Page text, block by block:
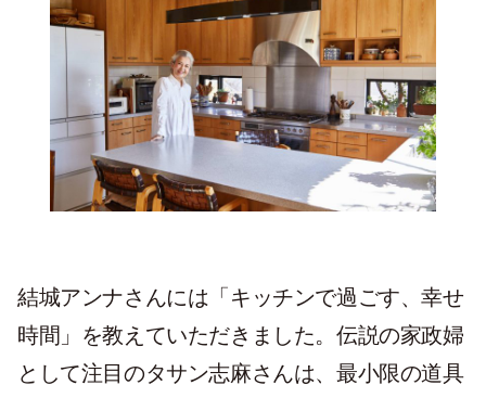
結城アンナさんには「キッチンで過ごす、幸せ
時間」を教えていただきました。伝説の家政婦
として注目のタサン志麻さんは、最小限の道具